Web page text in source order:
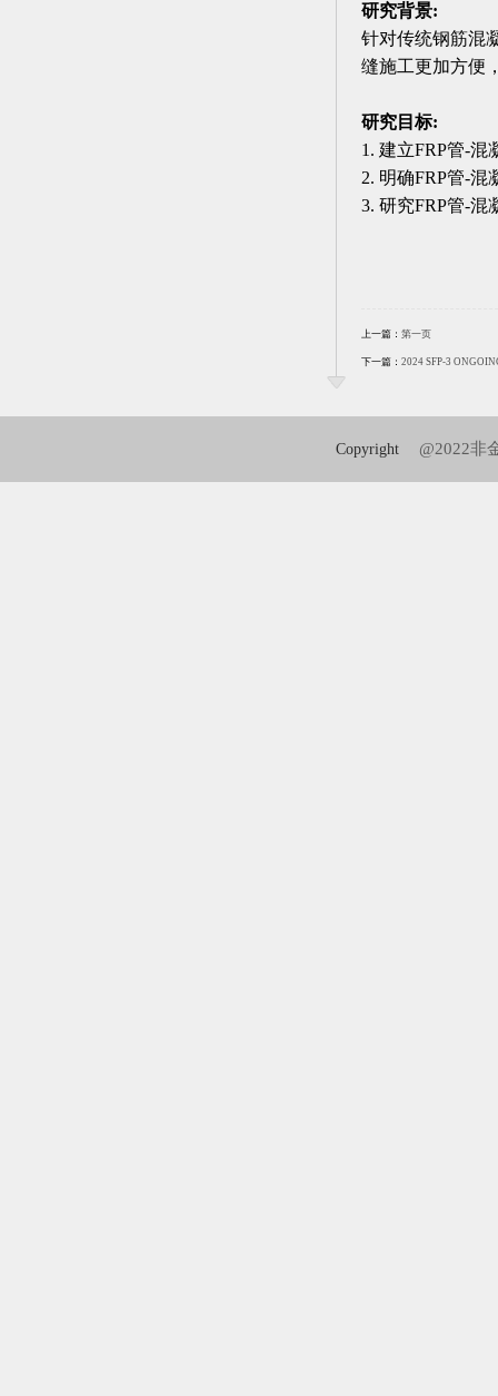
研究背景:
针对传统钢筋混
缝施工更加方便
研究目标:
1. 建立FRP管-
2. 明确FRP管-
3. 研究FRP管-
上一篇： 第一页
下一篇： 2024 SFP-3
Copyright @2022非